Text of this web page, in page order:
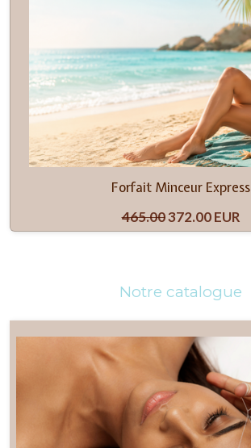
Forfait Minceur Express
465.00372.00 EUR
Notre catalogue